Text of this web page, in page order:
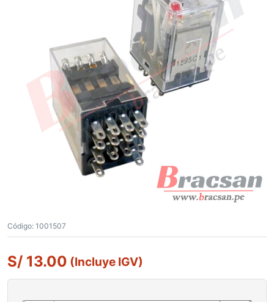
Código: 1001507
S/ 13.00 (Incluye IGV)